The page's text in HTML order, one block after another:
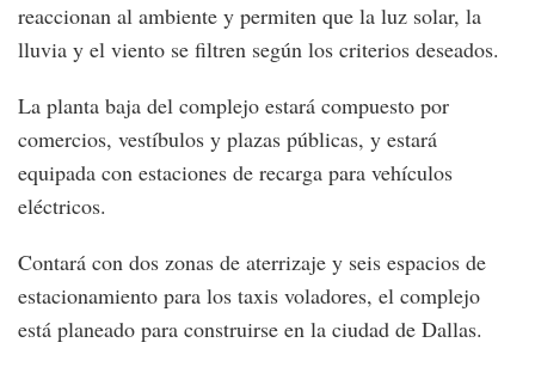
reaccionan al ambiente y permiten que la luz solar, la
lluvia y el viento se filtren según los criterios deseados.
La planta baja del complejo estará compuesto por
comercios, vestíbulos y plazas públicas, y estará
equipada con estaciones de recarga para vehículos
eléctricos.
Contará con dos zonas de aterrizaje y seis espacios de
estacionamiento para los taxis voladores, el complejo
está planeado para construirse en la ciudad de Dallas.